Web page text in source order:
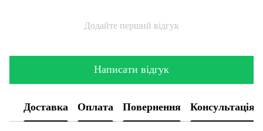
Додайте перший відгук
Написати відгук
Доставка Оплата Повернення Консультація